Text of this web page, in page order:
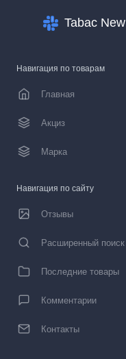
Tabac New
Навигация по товарам
Главная
Акциз
Марка
Навигация по сайту
Отзывы
Расширенный поиск
Последние товары
Комментарии
Контакты